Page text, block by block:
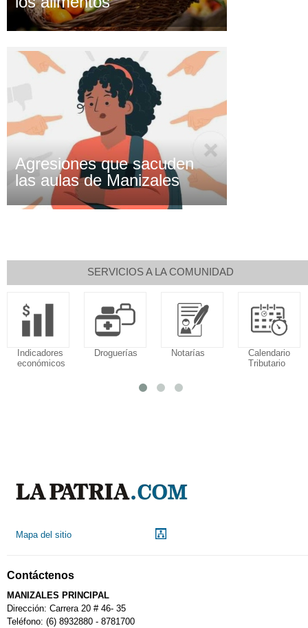
Agresiones que sacuden
las aulas de Manizales
SERVICIOS A LA COMUNIDAD
Indicadores
económicos
Droguerías Notarías
Calendario
Tributario
Mapa del sitio
Contáctenos
MANIZALES PRINCIPAL
Dirección: Carrera 20 # 46- 35
Teléfono: (6) 8932880 - 8781700